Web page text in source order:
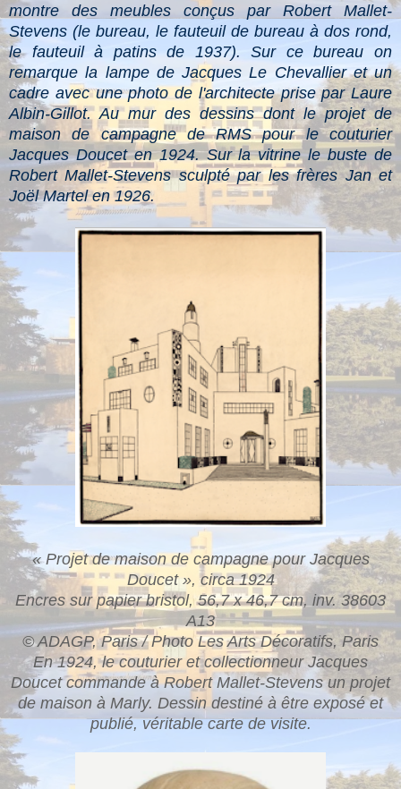
montre des meubles conçus par Robert Mallet-
Stevens (le bureau, le fauteuil de bureau à dos rond,
le fauteuil à patins de 1937). Sur ce bureau on
remarque la lampe de Jacques Le Chevallier et un
cadre avec une photo de l'architecte prise par Laure
Albin-Gillot. Au mur des dessins dont le projet de
maison de campagne de RMS pour le couturier
Jacques Doucet en 1924. Sur la vitrine le buste de
Robert Mallet-Stevens sculpté par les frères Jan et
Joël Martel en 1926.
« Projet de maison de campagne pour Jacques
Doucet », circa 1924
Encres sur papier bristol, 56,7 x 46,7 cm, inv. 38603
A13
© ADAGP, Paris / Photo Les Arts Décoratifs, Paris
En 1924, le couturier et collectionneur Jacques
Doucet commande à Robert Mallet-Stevens un projet
de maison à Marly. Dessin destiné à être exposé et
publié, véritable carte de visite.